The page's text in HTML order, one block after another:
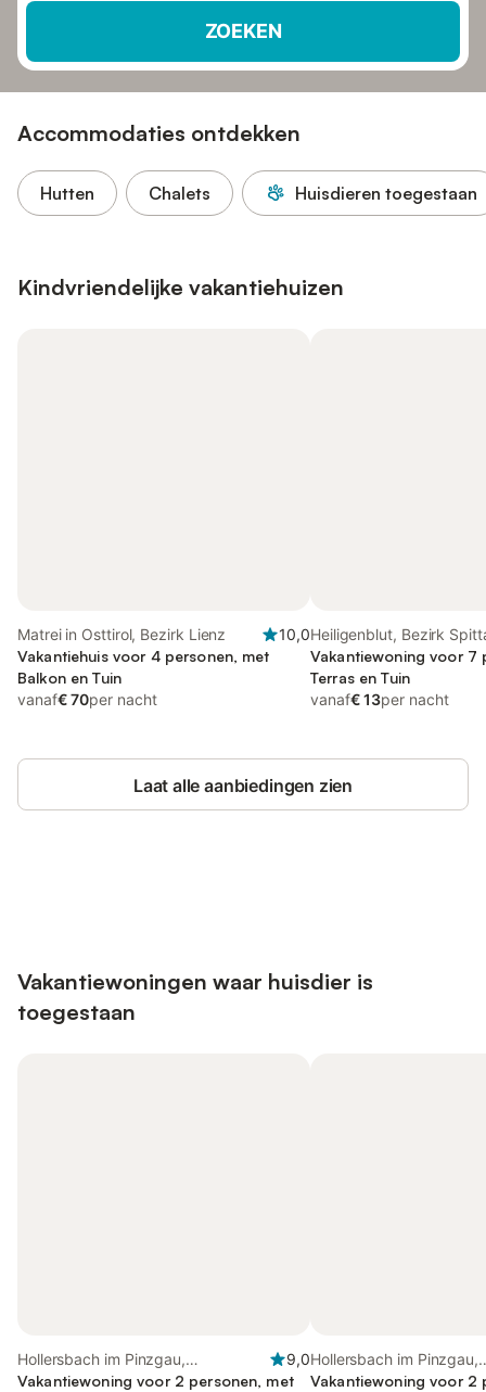
ZOEKEN
Accommodaties ontdekken
Hutten Chalets Huisdieren toegestaan
Kindvriendelijke vakantiehuizen
Matrei in Osttirol, Bezirk Lienz
10,0
Vakantiehuis voor 4 personen, met
Balkon en Tuin
vanaf€ 70per nacht
Heiligenblut, Bezirk
Drau
Vakantiewoning voor 7
Terras en Tuin
vanaf€ 13per nacht
Laat alle aanbiedingen zien
Vakantiewoningen waar huisdier is
toegestaan
Hollersbach im Pinzgau,
Bundesland Salzburg
9,0
Vakantiewoning voor 2 personen, met
Hollersbach im Pinzgau,
Bundesland Salzburg
Vakantiewoning voor 2